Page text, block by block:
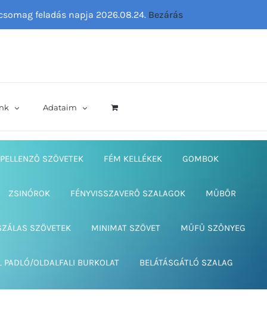
Adataim
SZÖVETEK FÉM KELLÉKEK GOMBOK
ZSINÓROK FÉNYVISSZAVERŐ SZALAGOK MŰBŐR
SZÖVETEK MINIMAT SZÖVET MŰFŰ SZŐNYEG
PADLÓ/OLDALFALI BURKOLAT BELÁTÁSGÁTLÓ SZALAG
feladás napja 2026.08.24. Bezárás